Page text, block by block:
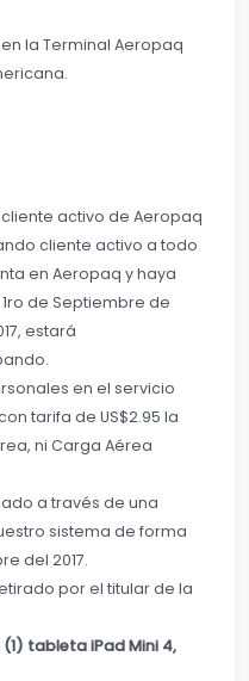
la Terminal Aeropaq
activo de Aeropaq
cliente activo a todo
en Aeropaq y haya
de Septiembre de
estará
en el servicio
tarifa de US$2.95 la
ni Carga Aérea
a través de una
sistema de forma
del 2017.
por el titular de la
(1) tableta iPad Mini 4,